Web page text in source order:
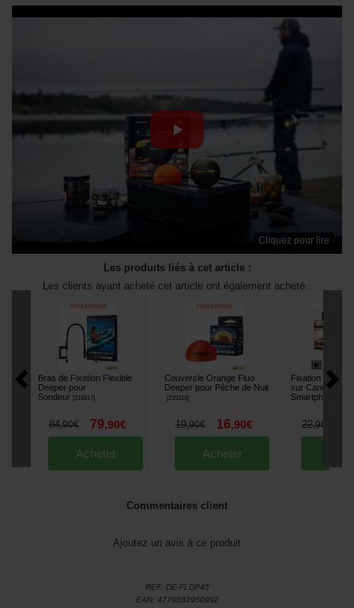
Cliquez pour lire
Les produits liés à cet article :
Les clients ayant acheté cet article ont également acheté :
Bras de Fixation Flexible
Deeper pour
Sondeur [219317]
84,90€ 79,90€
Acheter
Couvercle Orange Fluo
Deeper pour Pêche de Nuit
[219318]
19,90€ 16,90€
Acheter
Fixation
sur Canne pour
Smartphone
22,90
Commentaires client
Ajoutez un avis à ce produit
REF: DE-FLDP45
EAN: 4779032950992